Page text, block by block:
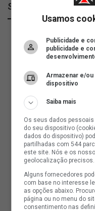
SuperVasco
Usamos
Publicidade e
publicidade e
Armazenar e/
dispositivo
Saiba mais
Os seus dados
do seu dispositivo
dados do dispositivo)
partilhadas com 544
este site. Nós e os
geolocalização
Alguns fornecedores
com base no interesse
as opções abaixo.
página ou no menu do
consentimento nas